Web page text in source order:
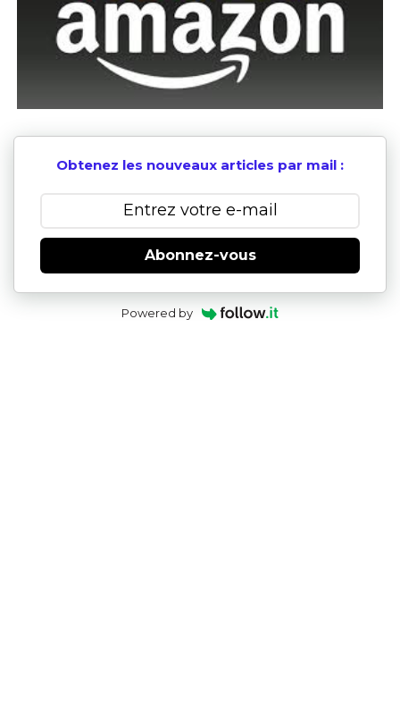
Obtenez les nouveaux articles par mail :
Abonnez-vous
Powered by